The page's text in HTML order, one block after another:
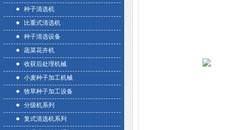
种子清选机
比重式清选机
种子清选设备
蔬菜花卉机
收获后处理机械
小麦种子加工机械
牧草种子加工设备
分级机系列
复式清选机系列